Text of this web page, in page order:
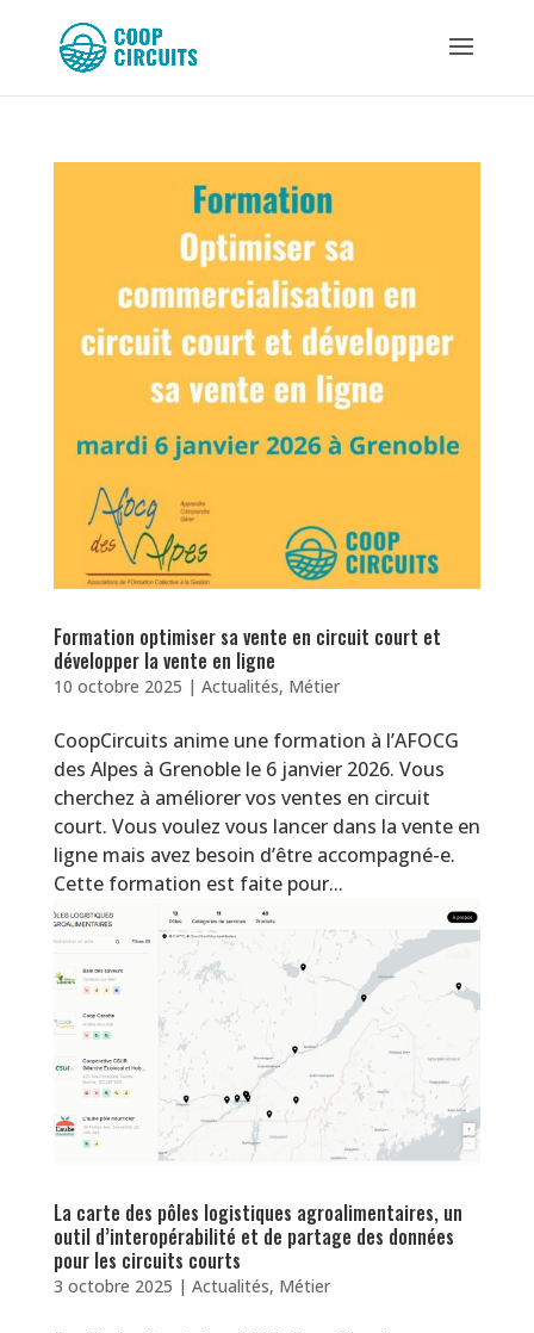
Formation optimiser sa vente en circuit court et
développer la vente en ligne
10 octobre 2025 | Actualités, Métier
CoopCircuits anime une formation à l’AFOCG
des Alpes à Grenoble le 6 janvier 2026. Vous
cherchez à améliorer vos ventes en circuit
court. Vous voulez vous lancer dans la vente en
ligne mais avez besoin d’être accompagné-e.
Cette formation est faite pour...
La carte des pôles logistiques agroalimentaires, un
outil d’interopérabilité et de partage des données
pour les circuits courts
3 octobre 2025 | Actualités, Métier